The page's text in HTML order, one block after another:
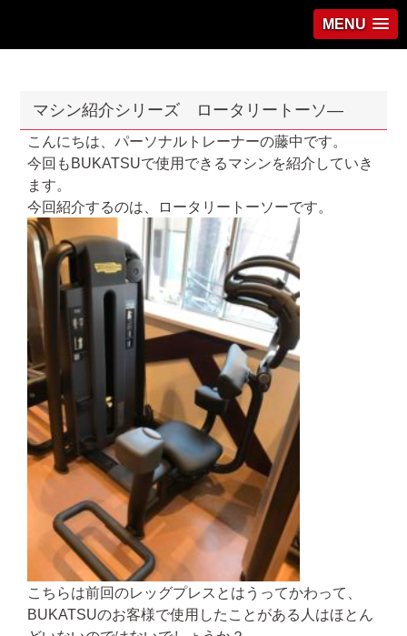
MENU
マシン紹介シリーズ ロータリートーソ―
こんにちは、パーソナルトレーナーの藤中です。
今回もBUKATSUで使用できるマシンを紹介していき
ます。
今回紹介するのは、ロータリートーソーです。
こちらは前回のレッグプレスとはうってかわって、
BUKATSUのお客様で使用したことがある人はほとん